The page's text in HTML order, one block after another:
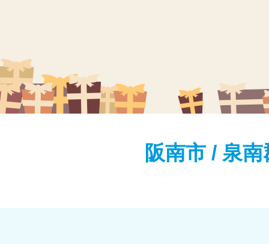
阪南市 / 泉